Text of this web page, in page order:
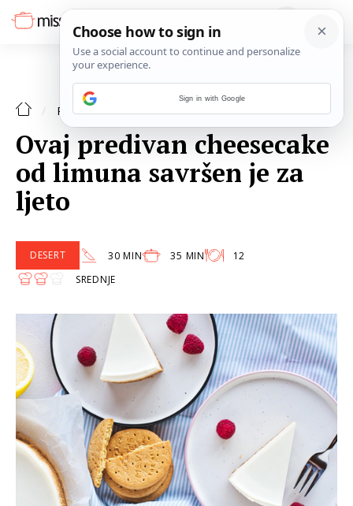
RECEPTI DESERT
Ovaj predivan cheesecake
od limuna savršen je za
ljeto
DESERT 30 MIN 35 MIN
12
SREDNJE
Sign in with Google